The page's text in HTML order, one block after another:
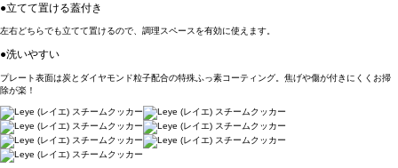
●立てて置ける蓋付き
左右どちらでも立てて置けるので、調理スペースを有効に使えます。
●洗いやすい
プレート表面は炭とダイヤモンド粒子配合の特殊ふっ素コーティング。焦げや傷が付きにくくお掃
除が楽！